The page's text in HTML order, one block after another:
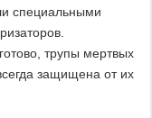
специальными
трупы мертвых
защищена от их